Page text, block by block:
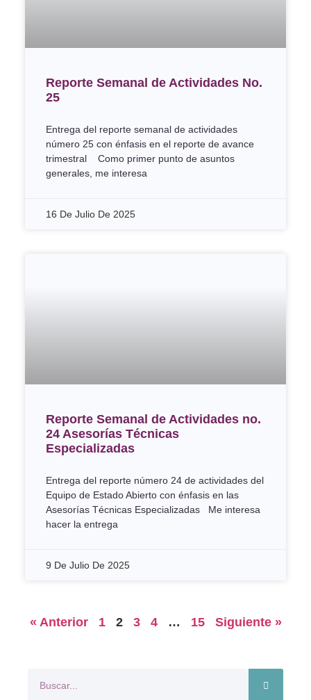
Reporte Semanal de Actividades No.
25
Entrega del reporte semanal de actividades
número 25 con énfasis en el reporte de avance
trimestral Como primer punto de asuntos
generales, me interesa
16 De Julio De 2025
Reporte Semanal de Actividades no.
24 Asesorías Técnicas
Especializadas
Entrega del reporte número 24 de actividades del
Equipo de Estado Abierto con énfasis en las
Asesorías Técnicas Especializadas Me interesa
hacer la entrega
9 De Julio De 2025
« Anterior 1 2 3 4 … 15 Siguiente »